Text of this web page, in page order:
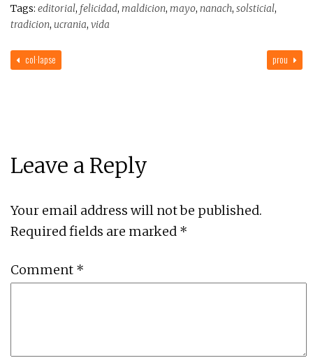
Tags: editorial, felicidad, maldicion, mayo, nanach, solsticial,
tradicion, ucrania, vida
prou
col·lapse
Leave a Reply
Your email address will not be published.
Required fields are marked *
Comment *